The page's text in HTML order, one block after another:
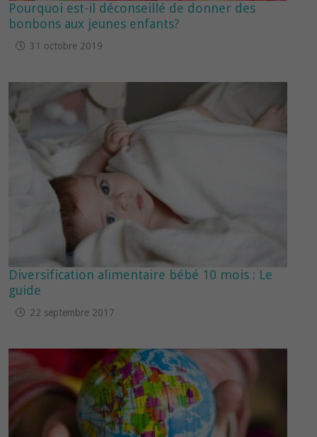
Pourquoi est-il déconseillé de donner des
bonbons aux jeunes enfants?
31 octobre 2019
Diversification alimentaire bébé 10 mois : Le
guide
22 septembre 2017